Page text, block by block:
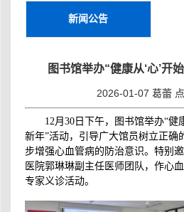
新闻公告
图书馆举办“健康从‘心’开
2026-01-07 葛蕾
12月30日下午，图书馆举办“健
新年”活动， 引导广大馆员树立正确
步增强心血管病的防治意识。 特别
医院郭琳琳副主任医师团队， 作心
专家义诊活动。